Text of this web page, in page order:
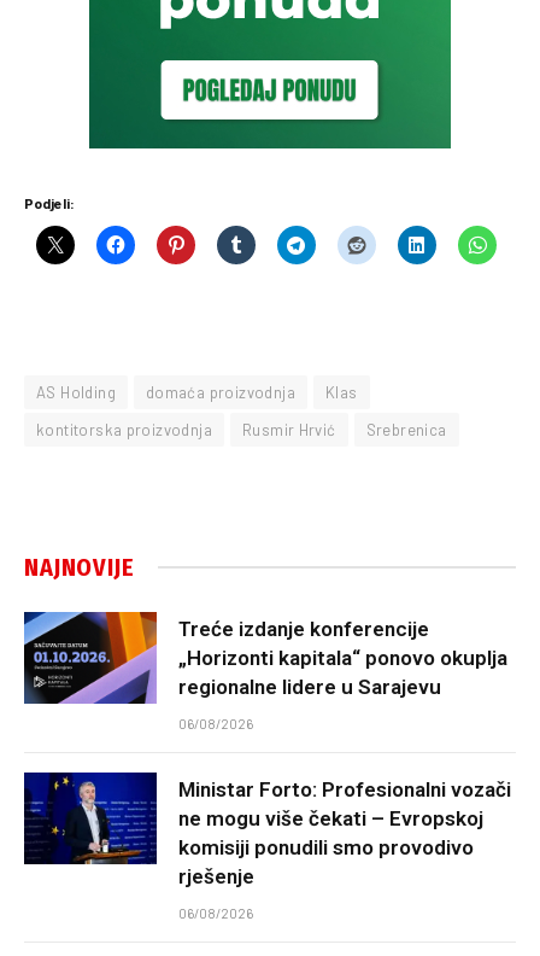
Podjeli:
AS Holding domaća proizvodnja
Klas
kontitorska proizvodnja
Rusmir Hrvić Srebrenica
NAJNOVIJE
Treće izdanje konferencije
„Horizonti kapitala“ ponovo okuplja
regionalne lidere u Sarajevu
06/08/2026
Ministar Forto: Profesionalni vozači
ne mogu više čekati – Evropskoj
komisiji ponudili smo provodivo
rješenje
06/08/2026